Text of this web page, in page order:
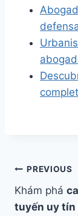
Post
PREVIOUS
Khám phá
tuyến uy tín